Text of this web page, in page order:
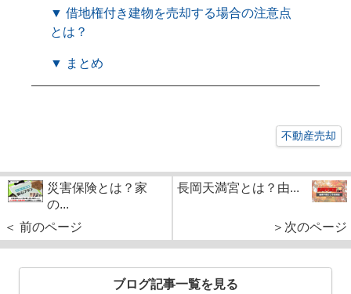
▼ 借地権付き建物を売却する場合の注意点
とは？
▼ まとめ
不動産売却
災害保険とは？家
の...
＜ 前のページ
長岡天満宮とは？由...
＞次のページ
ブログ記事一覧を見る